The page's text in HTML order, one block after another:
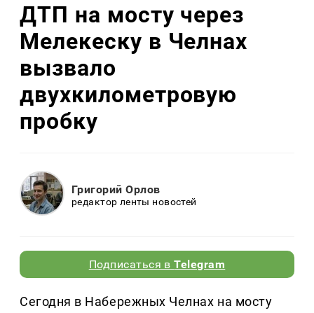
ДТП на мосту через
Мелекеску в Челнах
вызвало
двухкилометровую
пробку
Григорий Орлов
редактор ленты новостей
Подписаться вTelegram
Сегодня в Набережных Челнах на мосту